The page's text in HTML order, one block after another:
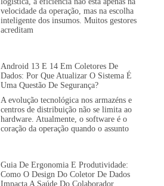
velocidade da operação, mas na escolha
inteligente dos insumos. Muitos gestores
acreditam
Android 13 E 14 Em Coletores De
Dados: Por Que Atualizar O Sistema É
Uma Questão De Segurança?
A evolução tecnológica nos armazéns e
centros de distribuição não se limita ao
hardware. Atualmente, o software é o
coração da operação quando o assunto
Guia De Ergonomia E Produtividade:
Como O Design Do Coletor De Dados
Impacta A Saúde Do Colaborador